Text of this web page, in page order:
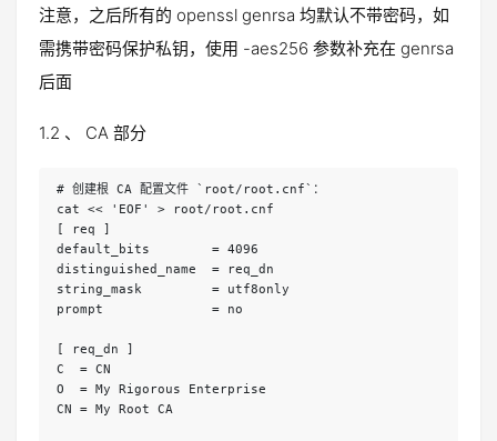
注意，之后所有的 openssl genrsa 均默认不带密码，如
需携带密码保护私钥，使用 -aes256 参数补充在 genrsa
后面
1.2 、 CA 部分
# 创建根 CA 配置文件 `root/root.cnf`：
cat << 'EOF' > root/root.cnf
[ req ]
default_bits        = 4096
distinguished_name  = req_dn
string_mask         = utf8only
prompt              = no
[ req_dn ]
C  = CN
O  = My Rigorous Enterprise
CN = My Root CA